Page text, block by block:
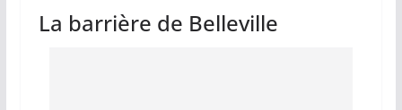
La barrière de Belleville